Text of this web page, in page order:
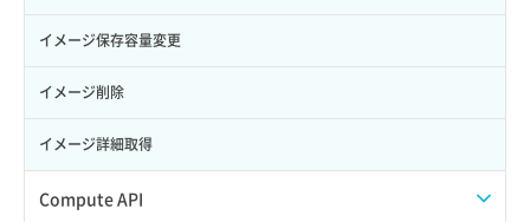
サブユーザー作成
サブユーザー削除
サブユーザー更新
サブユーザー詳細取得
バックアップリストア
バックアップ一覧取得
バックアップ詳細一覧取得
バックアップ詳細取得
イメージ保存容量変更
イメージ削除
イメージ詳細取得
Compute API